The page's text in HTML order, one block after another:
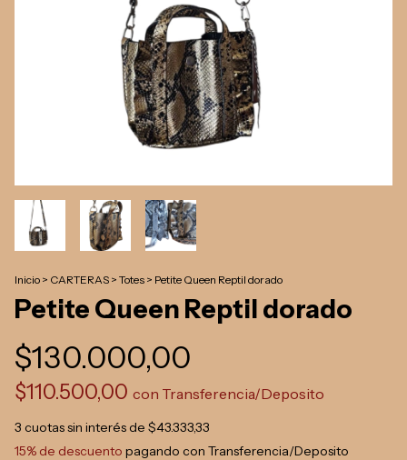
Inicio > CARTERAS > Totes > Petite Queen Reptil dorado
Petite Queen Reptil dorado
$130.000,00
$110.500,00 con Transferencia/Deposito
3 cuotas sin interés de $43.333,33
15% de descuento pagando con Transferencia/Deposito